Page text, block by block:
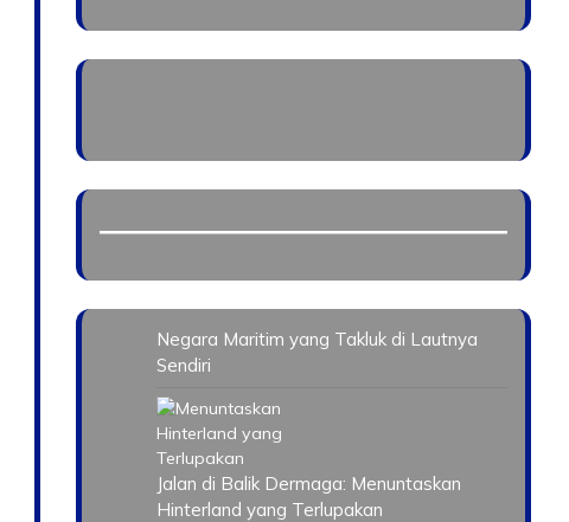
Negara Maritim yang Takluk di Lautnya
Sendiri
Jalan di Balik Dermaga: Menuntaskan
Hinterland yang Terlupakan